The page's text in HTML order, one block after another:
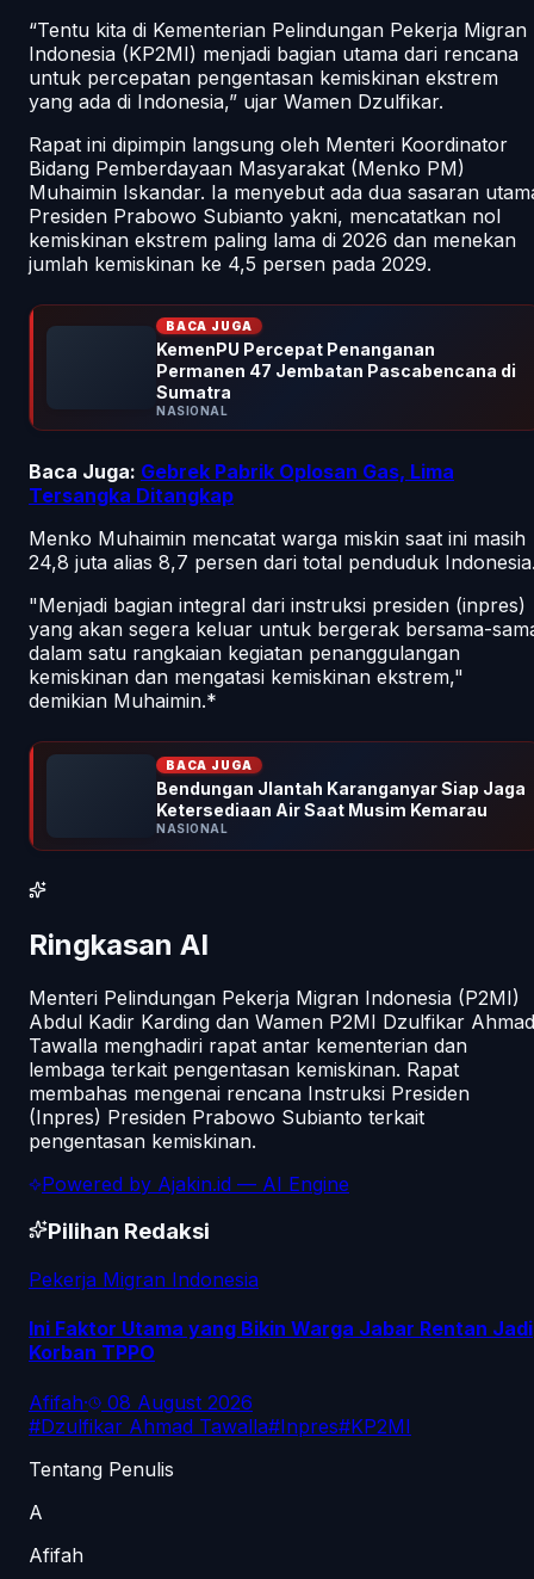
“Tentu kita di Kementerian Pelindungan Pekerja Migran
Indonesia (KP2MI) menjadi bagian utama dari rencana
untuk percepatan pengentasan kemiskinan ekstrem
yang ada di Indonesia,” ujar Wamen Dzulfikar.
Rapat ini dipimpin langsung oleh Menteri Koordinator
Bidang Pemberdayaan Masyarakat (Menko PM)
Muhaimin Iskandar. Ia menyebut ada dua sasaran
Presiden Prabowo Subianto yakni, mencatatkan nol
kemiskinan ekstrem paling lama di 2026 dan menekan
jumlah kemiskinan ke 4,5 persen pada 2029.
BACA JUGA
KemenPU Percepat Penanganan
Permanen 47 Jembatan Pascabencana di
Sumatra
NASIONAL
Baca Juga: Gebrek Pabrik Oplosan Gas, Lima
Tersangka Ditangkap
Menko Muhaimin mencatat warga miskin saat ini masih
24,8 juta alias 8,7 persen dari total penduduk
"Menjadi bagian integral dari instruksi presiden (inpres)
yang akan segera keluar untuk bergerak bersama-
dalam satu rangkaian kegiatan penanggulangan
kemiskinan dan mengatasi kemiskinan ekstrem,"
demikian Muhaimin.*
BACA JUGA
Bendungan Jlantah Karanganyar Siap Jaga
Ketersediaan Air Saat Musim Kemarau
NASIONAL
Ringkasan AI
Menteri Pelindungan Pekerja Migran Indonesia (P2MI)
Abdul Kadir Karding dan Wamen P2MI Dzulfikar Ahmad
Tawalla menghadiri rapat antar kementerian dan
lembaga terkait pengentasan kemiskinan. Rapat
membahas mengenai rencana Instruksi Presiden
(Inpres) Presiden Prabowo Subianto terkait
pengentasan kemiskinan.
Powered by Ajakin.id — AI Engine
Pilihan Redaksi
Pekerja Migran Indonesia
Ini Faktor Utama yang Bikin Warga Jabar Rentan Jadi
Korban TPPO
Afifah·
08 August 2026
#Dzulfikar Ahmad Tawalla#Inpres#KP2MI
Tentang Penulis
A
Afifah